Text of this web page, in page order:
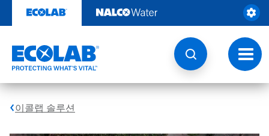
츠
기
토
글
내
비
이콜랩 솔루션